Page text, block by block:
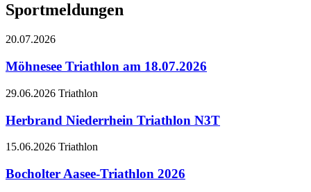
Sportmeldungen
20.07.2026
Möhnesee Triathlon am 18.07.2026
29.06.2026 Triathlon
Herbrand Niederrhein Triathlon N3T
15.06.2026 Triathlon
Bocholter Aasee-Triathlon 2026